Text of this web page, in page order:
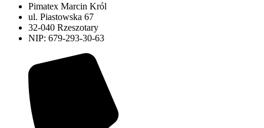
Pimatex Marcin Król
ul. Piastowska 67
32-040 Rzeszotary
NIP: 679-293-30-63